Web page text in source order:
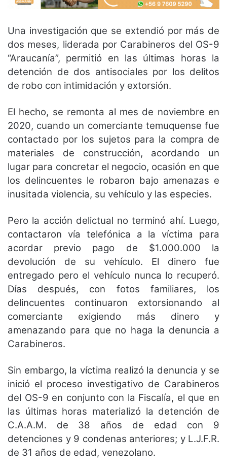
Una investigación que se extendió por más de
dos meses, liderada por Carabineros del OS-9
“Araucanía”, permitió en las últimas horas la
detención de dos antisociales por los delitos
de robo con intimidación y extorsión.
El hecho, se remonta al mes de noviembre en
2020, cuando un comerciante temuquense fue
contactado por los sujetos para la compra de
materiales de construcción, acordando un
lugar para concretar el negocio, ocasión en que
los delincuentes le robaron bajo amenazas e
inusitada violencia, su vehículo y las especies.
Pero la acción delictual no terminó ahí. Luego,
contactaron vía telefónica a la víctima para
acordar previo pago de $1.000.000 la
devolución de su vehículo. El dinero fue
entregado pero el vehículo nunca lo recuperó.
Días después, con fotos familiares, los
delincuentes continuaron extorsionando al
comerciante exigiendo más dinero y
amenazando para que no haga la denuncia a
Carabineros.
Sin embargo, la víctima realizó la denuncia y se
inició el proceso investigativo de Carabineros
del OS-9 en conjunto con la Fiscalía, el que en
las últimas horas materializó la detención de
C.A.A.M. de 38 años de edad con 9
detenciones y 9 condenas anteriores; y L.J.F.R.
de 31 años de edad, venezolano.